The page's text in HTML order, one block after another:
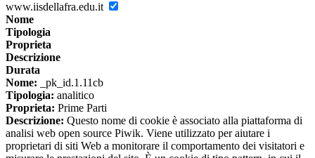
www.iisdellafra.edu.it
Nome
Tipologia
Proprieta
Descrizione
Durata
Nome: _pk_id.1.11cb
Tipologia: analitico
Proprieta: Prime Parti
Descrizione: Questo nome di cookie è associato alla piattaforma di
analisi web open source Piwik. Viene utilizzato per aiutare i
proprietari di siti Web a monitorare il comportamento dei visitatori e